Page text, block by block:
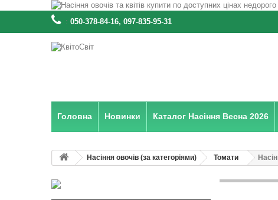
: 050-378-84-16, 097-835-95-31
Головна Новинки Каталог Насіння Весна 2026
Насіння овочів (за категоріями) Томати